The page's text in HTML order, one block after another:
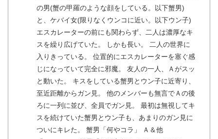
の男(蟹の甲羅のような顔をしている。以下蟹男)
と、ケバイ女(限りなくウンコに近い。以下ウン子)
エスカレーターの前にも関わらず、二人は濃厚なキ
スを繰り広げていた。 しかも長い。 二人の世界に
入りきっている。 位置的にエスカレーターを塞ぐ感
じになっていて完全に邪魔。 友人の一人、Ａがスッ
と動いた。 キスをしている蟹男とウン子に近寄り、
至近距離からガン見。 他のメンバーも無言でＡの後
ろに一列に並び、全員でガン見。 最初は無視してキ
スを続けていた蟹男とウン子も、あまりのガン見に
ついにキレた。 蟹男「何やコラ」 Ａ＆他